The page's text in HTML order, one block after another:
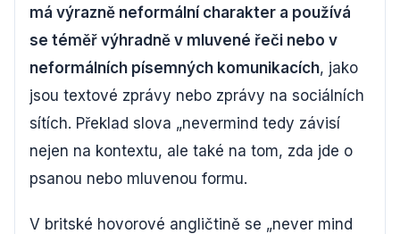
má výrazně neformální charakter a používá
se téměř výhradně v mluvené řeči nebo v
neformálních písemných komunikacích, jako
jsou textové zprávy nebo zprávy na sociálních
sítích. Překlad slova „nevermind tedy závisí
nejen na kontextu, ale také na tom, zda jde o
psanou nebo mluvenou formu.
V britské hovorové angličtině se „never mind